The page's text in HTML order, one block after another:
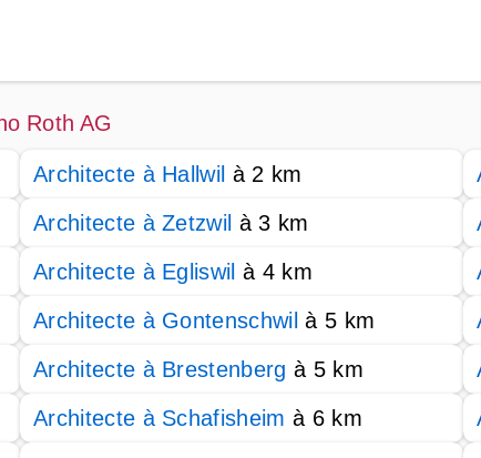
Roth AG
Architecte à Hallwil à 2 km
Architecte à Zetzwil à 3 km
Architecte à Egliswil à 4 km
Architecte à Gontenschwil à 5 km
Architecte à Brestenberg à 5 km
Architecte à Schafisheim à 6 km